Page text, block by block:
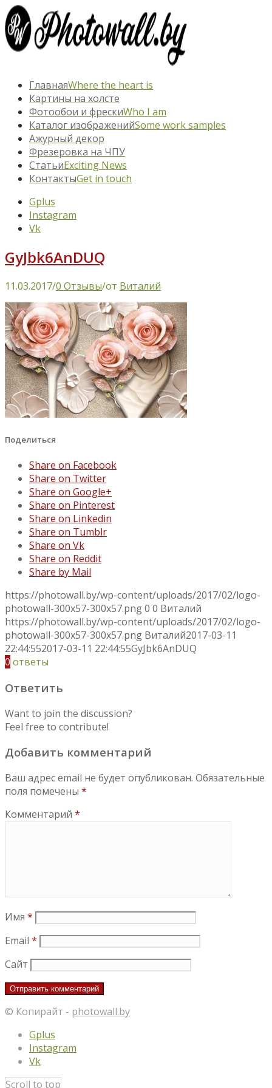
ГлавнаяWhere the heart is
Картины на холсте
Фотообои и фрескиWho I am
Каталог изображенийSome work samples
Ажурный декор
Фрезеровка на ЧПУ
СтатьиExciting News
КонтактыGet in touch
Gplus
Instagram
Vk
GyJbk6AnDUQ
11.03.2017/0 Отзывы/от Виталий
Поделиться
Share on Facebook
Share on Twitter
Share on Google+
Share on Pinterest
Share on Linkedin
Share on Tumblr
Share on Vk
Share on Reddit
Share by Mail
https://photowall.by/wp-content/uploads/2017/02/logo-
photowall-300x57-300x57.png0 0 Виталий
https://photowall.by/wp-content/uploads/2017/02/logo-
photowall-300x57-300x57.png Виталий2017-03-11
22:44:552017-03-11 22:44:55GyJbk6AnDUQ
0 ответы
Ответить
Want to join the discussion?
Feel free to contribute!
Добавить комментарий
Ваш адрес email не будет опубликован. Обязательные
поля помечены *
Комментарий *
Имя *
Email *
Сайт
© Копирайт - photowall.by
Gplus
Instagram
Vk
Scroll to top